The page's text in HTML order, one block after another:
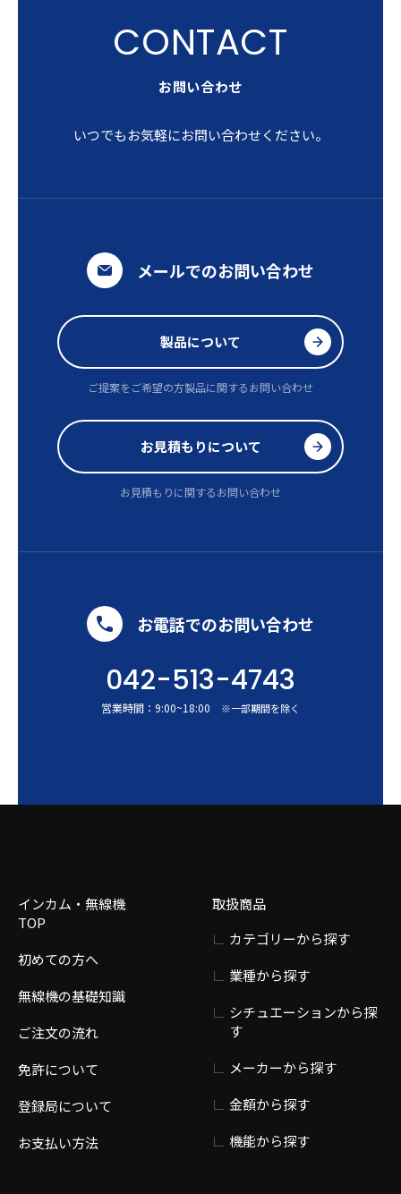
お問い合わせ
いつでもお気軽にお問い合わせください。
メールでのお問い合わせ
製品について
ご提案をご希望の方製品に関するお問い合わせ
お見積もりについて
お見積もりに関するお問い合わせ
お電話でのお問い合わせ
042-513-4743
営業時間： 9:00~18:00 ※一部期間を除く
インカム・無線機
TOP
初めての方へ
無線機の基礎知識
ご注文の流れ
免許について
登録局について
お支払い方法
取扱商品
カテゴリーから探す
業種から探す
シチュエーションから探
す
メーカーから探す
金額から探す
機能から探す